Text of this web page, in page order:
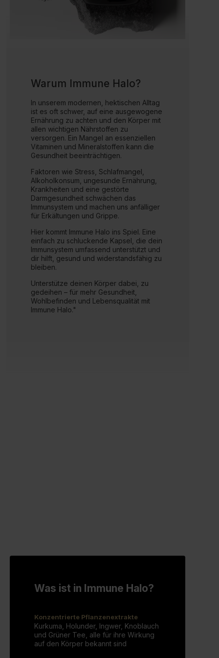
Warum Immune Halo?
In unserem modernen, hektischen Alltag
ist es oft schwer, auf eine ausgewogene
Ernährung zu achten und den Körper mit
allen wichtigen Nährstoffen zu
versorgen. Ein Mangel an essenziellen
Vitaminen und Mineralstoffen kann die
Gesundheit beeinträchtigen.
Faktoren wie Stress, Schlafmangel,
Alkoholkonsum, ungesunde Ernährung,
Krankheiten und eine gestörte
Darmgesundheit schwächen das
Immunsystem und machen uns anfälliger
für Erkältungen und Grippe.
Hier kommt Immune Halo ins Spiel. Eine
einfach zu schluckende Kapsel, die dein
Immunsystem umfassend unterstützt und
dir hilft, gesund und widerstandsfähig zu
bleiben.
Unterstütze deinen Körper dabei, zu
gedeihen – für mehr Gesundheit,
Wohlbefinden und Lebensqualität mit
Immune Halo."
Was ist in Immune Halo?
Konzentrierte Pflanzenextrakte
Kurkuma, Holunder, Ingwer, Knoblauch
und Grüner Tee, alle für ihre Wirkung
auf den Körper bekannt sind